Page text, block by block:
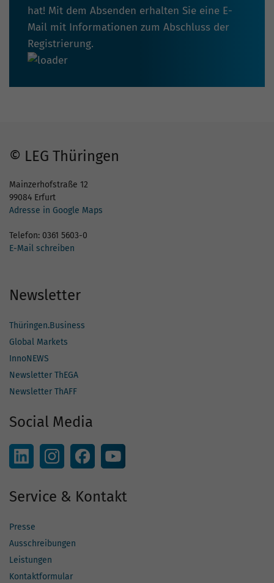
hat! Mit dem Absenden erhalten Sie eine E-
Mail mit Informationen zum Abschluss der
Registrierung.
© LEG Thüringen
Mainzerhofstraße 12
99084 Erfurt
Adresse in Google Maps
Telefon: 0361 5603-0
E-Mail schreiben
Newsletter
Thüringen.Business
Global Markets
InnoNEWS
Newsletter ThEGA
Newsletter ThAFF
Social Media
Service & Kontakt
Presse
Ausschreibungen
Leistungen
Kontaktformular